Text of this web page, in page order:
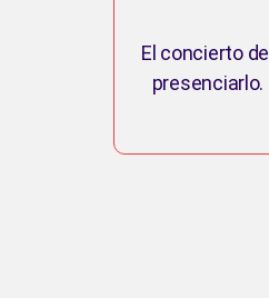
El concierto